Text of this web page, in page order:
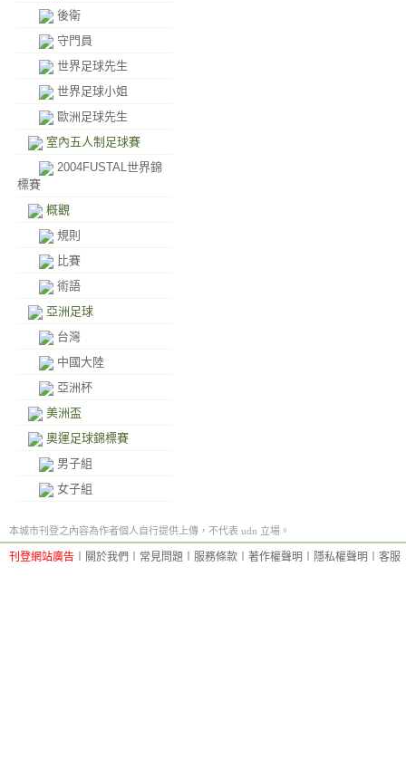
後衛
守門員
世界足球先生
世界足球小姐
歐洲足球先生
室內五人制足球賽
2004FUSTAL世界錦
標賽
概觀
規則
比賽
術語
亞洲足球
台灣
中國大陸
亞洲杯
美洲盃
奧運足球錦標賽
男子組
女子組
本城市刊登之內容為作者個人自行提供上傳，不代表 udn 立場。
刊登網站廣告 關於我們 常見問題 服務條款 著作權聲明 隱私權聲明 客服